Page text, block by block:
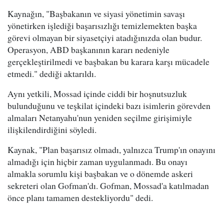
Kaynağın, "Başbakanın ve siyasi yönetimin savaşı
yönetirken işlediği başarısızlığı temizlemekten başka
görevi olmayan bir siyasetçiyi atadığınızda olan budur.
Operasyon, ABD başkanının kararı nedeniyle
gerçekleştirilmedi ve başbakan bu karara karşı mücadele
etmedi." dediği aktarıldı.
Aynı yetkili, Mossad içinde ciddi bir hoşnutsuzluk
bulunduğunu ve teşkilat içindeki bazı isimlerin görevden
almaları Netanyahu'nun yeniden seçilme girişimiyle
ilişkilendirdiğini söyledi.
Kaynak, "Plan başarısız olmadı, yalnızca Trump'ın onayını
almadığı için hiçbir zaman uygulanmadı. Bu onayı
almakla sorumlu kişi başbakan ve o dönemde askeri
sekreteri olan Gofman'dı. Gofman, Mossad'a katılmadan
önce planı tamamen destekliyordu" dedi.